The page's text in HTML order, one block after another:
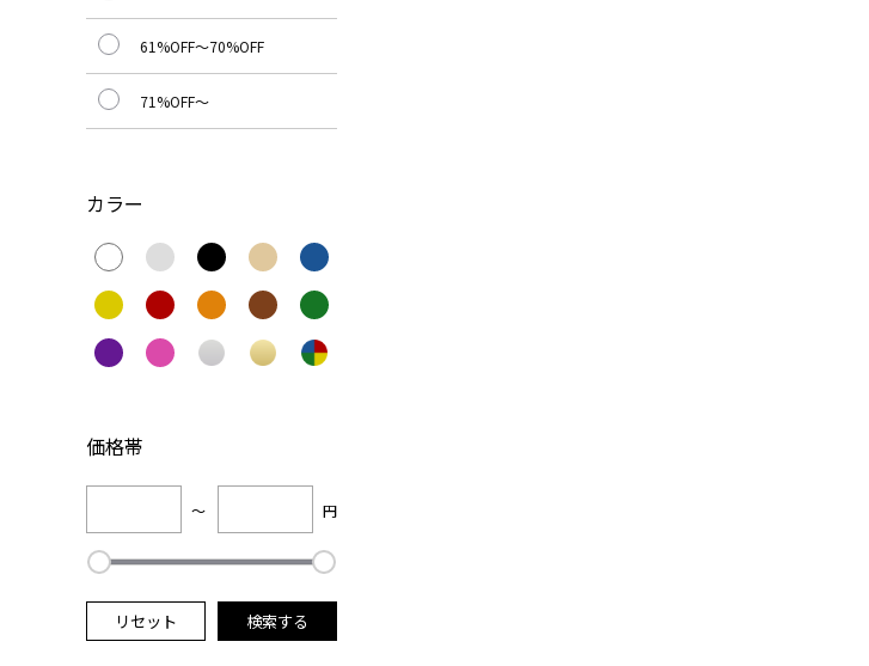
61%OFF～70%OFF
71%OFF～
カラー
価格帯
～ 円
リセット 検索する